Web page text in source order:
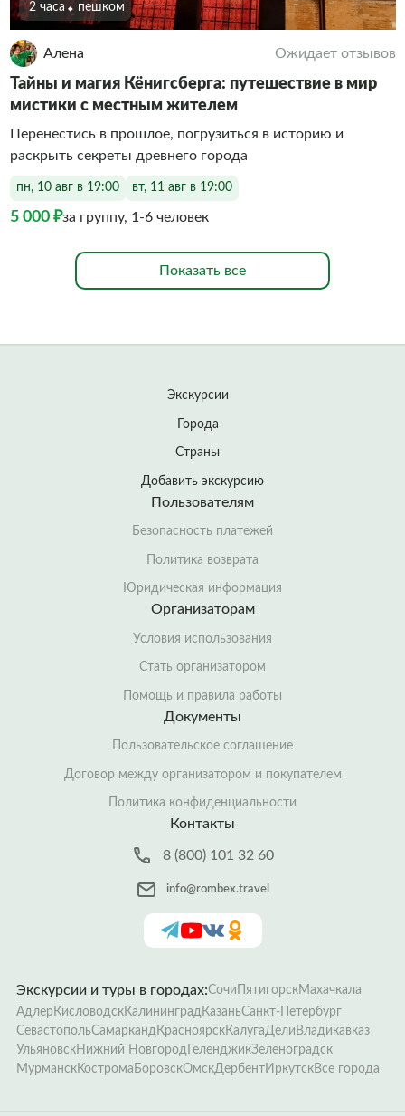
2 часа Пешком
Алена Ожидает отзывов
Тайны и магия Кёнигсберга: путешествие в мир
мистики с местным жителем
Перенестись в прошлое, погрузиться в историю и
раскрыть секреты древнего города
пн, 10 авг в 19:00 вт, 11 авг в 19:00
5 000 ₽за группу, 1-6 человек
Показать все
Экскурсии
Города
Страны
Добавить экскурсию
Пользователям
Безопасность платежей
Политика возврата
Юридическая информация
Организаторам
Условия использования
Стать организатором
Помощь и правила работы
Документы
Пользовательское соглашение
Договор между организатором и покупателем
Политика конфиденциальности
Контакты
8 (800) 101 32 60
info@rombex.travel
Экскурсии и туры в городах:Сочи ПятигорскМахачкала
Адлер КисловодскКалининград КазаньСанкт-Петербург
СевастопольСамарканд КрасноярскКалугаДели Владикавказ
УльяновскНижний Новгород ГеленджикЗеленоградск
МурманскКострома БоровскОмскДербентИркутскВсе города